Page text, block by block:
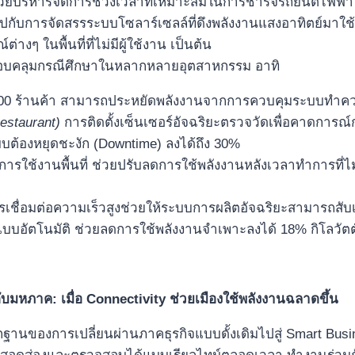
บการจัดสรรระบบโซลาร์เซลล์ที่ดึงพลังงานแสงอาทิตย์มา
ต่างๆ ในพื้นที่ที่ไม่มีผู้ใช้งาน เป็นต้น
คลุมกรณีศึกษาในหลากหลายอุตสาหกรรม อาทิ
ร้านค้า สามารถประหยัดพลังงานจากการควบคุมระบบทำค
การติดตั้งเซ็นเซอร์อัจฉริยะตรวจวัดเพื่อคาดการ
องหยุดชะงัก (Downtime) ลงได้ถึง 30%
รใช้งานพื้นที่ ช่วยปรับลดการใช้พลังงานหลังเวลาทำการที่
ชื่อมต่อความเร็วสูงช่วยให้ระบบการผลิตอัจฉริยะสามารถสั
บบอัตโนมัติ ช่วยลดการใช้พลังงานจำเพาะลงได้ 18% กิโล
มหภาค: เมื่อ Connectivity ช่วยเมืองใช้พลังงานฉลาดขึ้น
ฐานของการเปลี่ยนผ่านภาคธุรกิจแบบดั้งเดิมไปสู่ Smart